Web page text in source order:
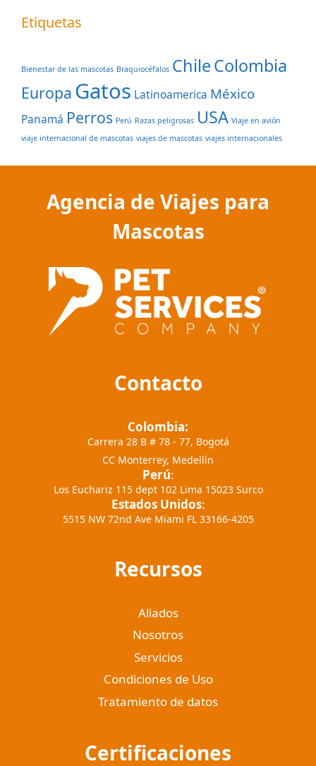
Etiquetas
Bienestar de las mascotas Braquiocéfalos ChileColombia
Europa Gatos Latinoamerica México
Panamá Perros Perú Razas peligrosas USA Viaje en avión
viaje internacional de mascotas viajes de mascotas viajes internacionales
Agencia de Viajes para
Mascotas
Contacto
Colombia:
Carrera 28 B # 78 - 77, Bogotá
CC Monterrey, Medellín
Perú:
Los Euchariz 115 dept 102 Lima 15023 Surco
Estados Unidos:
5515 NW 72nd Ave Miami FL 33166-4205
Recursos
Aliados
Nosotros
Servicios
Condiciones de Uso
Tratamiento de datos
Certificaciones